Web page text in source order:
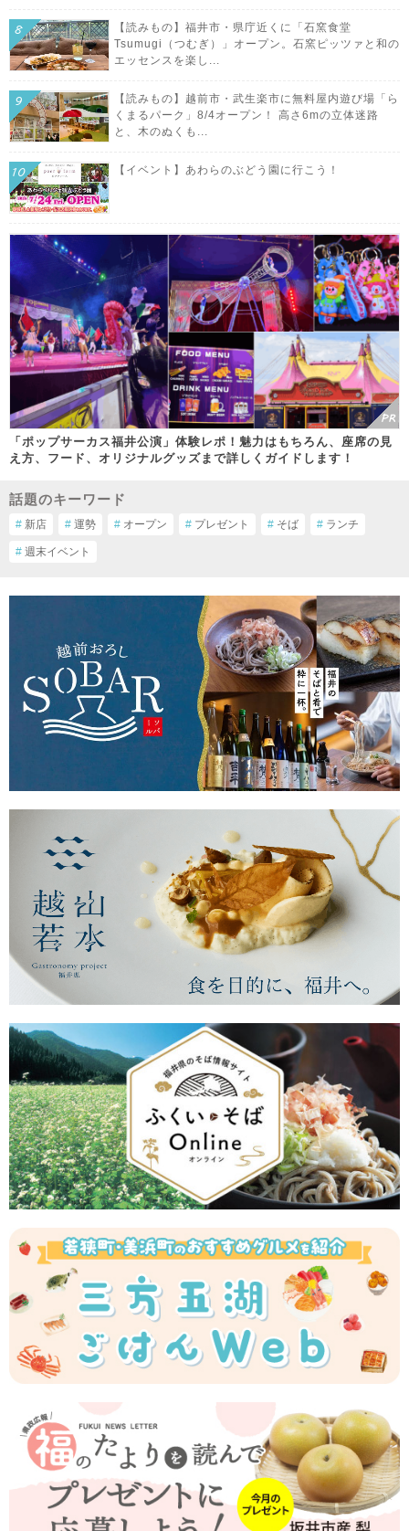
【読みもの】福井市・県庁近くに「石窯食堂
Tsumugi（つむぎ）」オープン。石窯ピッツァと和の
エッセンスを楽し...
【読みもの】越前市・武生楽市に無料屋内遊び場「ら
くまるパーク」8/4オープン！ 高さ6mの立体迷路
と、木のぬくも...
【イベント】あわらのぶどう園に行こう！
「ポップサーカス福井公演」体験レポ！魅力はもちろん、座席の見
え方、フード、オリジナルグッズまで詳しくガイドします！
話題のキーワード
# 新店 # 運勢 # オープン # プレゼント # そば # ランチ
# 週末イベント